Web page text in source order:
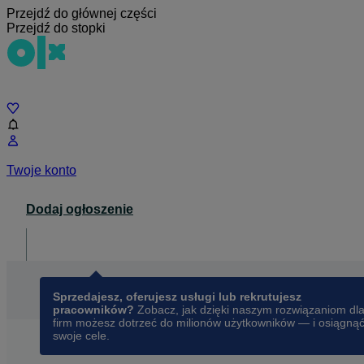
Przejdź do głównej części
Przejdź do stopki
Twoje konto
Dodaj ogłoszenie
Sprzedajesz, oferujesz usługi lub rekrutujesz
pracowników? Zobacz, jak dzięki naszym rozwiązaniom dla
firm możesz dotrzeć do milionów użytkowników — i osiągnąć
swoje cele.